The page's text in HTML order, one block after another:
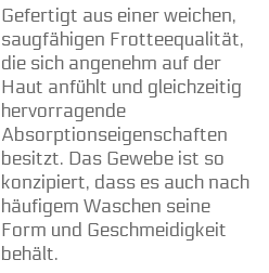
Gefertigt aus einer weichen,
saugfähigen Frotteequalität,
die sich angenehm auf der
Haut anfühlt und gleichzeitig
hervorragende
Absorptionseigenschaften
besitzt. Das Gewebe ist so
konzipiert, dass es auch nach
häufigem Waschen seine
Form und Geschmeidigkeit
behält.